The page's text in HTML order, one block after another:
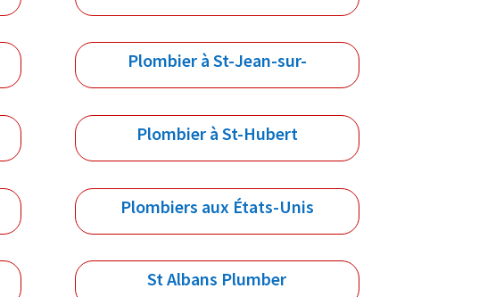
Plombier à St-Jean-sur-
Plombier à St-Hubert
Plombiers aux États-Unis
St Albans Plumber